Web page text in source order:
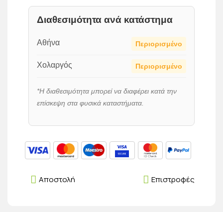
Διαθεσιμότητα ανά κατάστημα
Αθήνα Περιορισμένο
Χολαργός Περιορισμένο
*Η διαθεσιμότητα μπορεί να διαφέρει κατά την
επίσκεψη στα φυσικά καταστήματα.
Επιστροφές
Αποστολή